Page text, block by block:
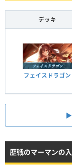
デッキ
フェイスドラゴン
▶︎
歴戦のマーマンの